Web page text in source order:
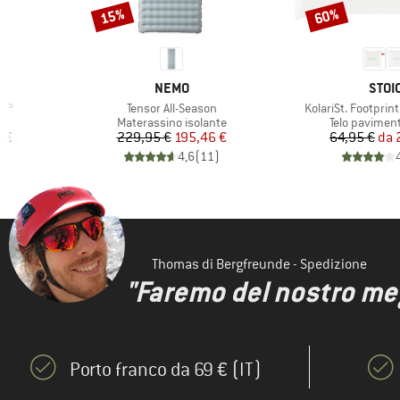
€
MARCHIO
NEMO
Articolo
Tensor All-Season
Gruppo di prodotti
Materassino isolante
Prezzo
229,95 €Prezzo ridotto
195,46 €
4,6( 11)
Sconto
15%
Articolo
KolariSt.
Gruppo di
Telo
64,95 € da
Sconto
60%
Thomas di Bergfreunde - Spedizione
"Faremo del nostro
Porto franco da 69 € (IT)